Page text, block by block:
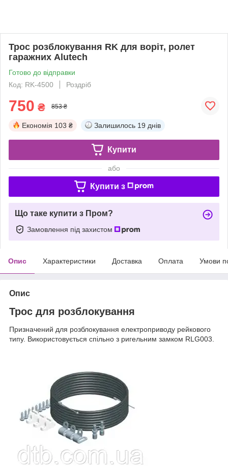
Трос розблокування RK для воріт, ролет
гаражних Alutech
Готово до відправки
Код: RK-4500
Роздріб
750 ₴ 853 ₴
Економія 103 ₴ Залишилось 19 днів
Купити
або
Купити з
Що таке купити з Пром?
Замовлення під захистом
Опис Характеристики Доставка Оплата Умови
Опис
Трос для розблокування
Призначений для розблокування електроприводу рейкового
типу. Використовується спільно з ригельним замком RLG003.